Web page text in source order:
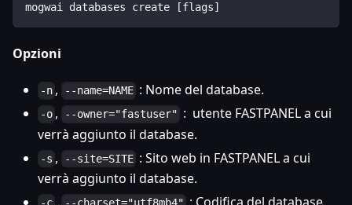
mogwai databases create [flags]
Opzioni
-n , --name=NAME : Nome del database.
-o , --owner="fastuser" : utente FASTPANEL a cui
verrà aggiunto il database.
-s , --site=SITE : Sito web in FASTPANEL a cui
verrà aggiunto il database.